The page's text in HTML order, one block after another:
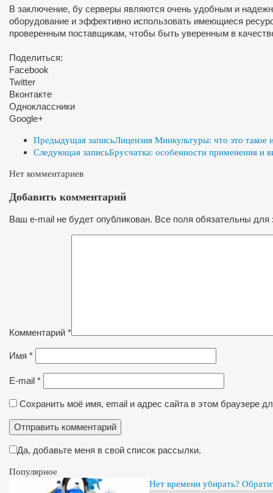
В заключение, бу серверы являются очень удобным и
оборудование и эффективно использовать имеющиеся
проверенным поставщикам, чтобы быть уверенным в
Поделиться:
Facebook
Twitter
Вконтакте
Одноклассники
Google+
Предыдущая записьЛицензия Минкультуры: что это такое
Следующая записьБрусчатка: особенности применения и
Нет комментариев
Добавить комментарий
Ваш e-mail не будет опубликован. Все поля обязательны для
Комментарий *
Имя *
E-mail *
Сохранить моё имя, email и адрес сайта в этом браузере
Да, добавьте меня в свой список рассылки.
Популярное
Нет времени убирать?